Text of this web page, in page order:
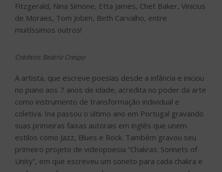
Fitzgerald, Nina Simone, Etta James, Chet Baker, Vinicius
de Moraes, Tom Jobim, Beth Carvalho, entre
muitíssimos outros!
Créditos: Beatriz Crespo
A artista, que escreve poesias desde a infância e iniciou
no piano aos 7 anos de idade, acredita no poder da arte
como instrumento de transformação individual e
coletiva. Ina passou o último ano em Portugal gravando
suas primeiras faixas autorais em inglês que unem
estilos como Jazz, Blues e Rock. Também gravou seu
primeiro projeto de videopoesia “Chakras: Sonnets of
Unity”, em que escreveu um soneto para cada chakra e